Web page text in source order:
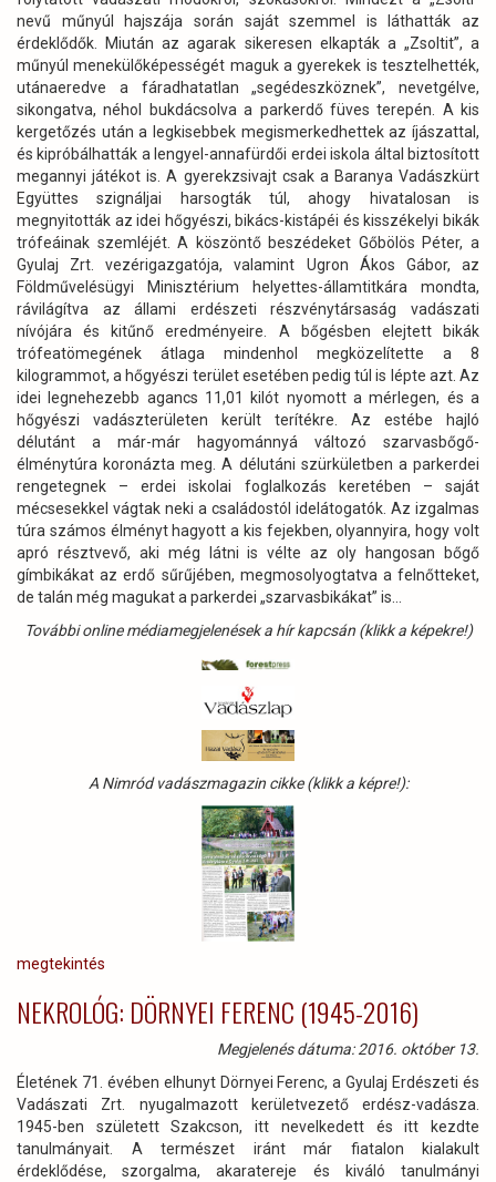
nevű műnyúl hajszája során saját szemmel is láthatták az
érdeklődők. Miután az agarak sikeresen elkapták a „Zsoltit”, a
műnyúl menekülőképességét maguk a gyerekek is tesztelhették,
utánaeredve a fáradhatatlan „segédeszköznek”, nevetgélve,
sikongatva, néhol bukdácsolva a parkerdő füves terepén. A kis
kergetőzés után a legkisebbek megismerkedhettek az íjászattal,
és kipróbálhatták a lengyel-annafürdői erdei iskola által biztosított
megannyi játékot is. A gyerekzsivajt csak a Baranya Vadászkürt
Együttes szignáljai harsogták túl, ahogy hivatalosan is
megnyitották az idei hőgyészi, bikács-kistápéi és kisszékelyi bikák
trófeáinak szemléjét. A köszöntő beszédeket Gőbölös Péter, a
Gyulaj Zrt. vezérigazgatója, valamint Ugron Ákos Gábor, az
Földművelésügyi Minisztérium helyettes-államtitkára mondta,
rávilágítva az állami erdészeti részvénytársaság vadászati
nívójára és kitűnő eredményeire. A bőgésben elejtett bikák
trófeatömegének átlaga mindenhol megközelítette a 8
kilogrammot, a hőgyészi terület esetében pedig túl is lépte azt. Az
idei legnehezebb agancs 11,01 kilót nyomott a mérlegen, és a
hőgyészi vadászterületen került terítékre. Az estébe hajló
délutánt a már-már hagyománnyá változó szarvasbőgő-
élménytúra koronázta meg. A délutáni szürkületben a parkerdei
rengetegnek – erdei iskolai foglalkozás keretében – saját
mécsesekkel vágtak neki a családostól idelátogatók. Az izgalmas
túra számos élményt hagyott a kis fejekben, olyannyira, hogy volt
apró résztvevő, aki még látni is vélte az oly hangosan bőgő
gímbikákat az erdő sűrűjében, megmosolyogtatva a felnőtteket,
de talán még magukat a parkerdei „szarvasbikákat” is…
További online médiamegjelenések a hír kapcsán (klikk a képekre!)
A Nimród vadászmagazin cikke (klikk a képre!):
megtekintés
NEKROLÓG: DÖRNYEI FERENC (1945-2016)
Megjelenés dátuma: 2016. október 13.
Életének 71. évében elhunyt Dörnyei Ferenc, a Gyulaj Erdészeti és
Vadászati Zrt. nyugalmazott kerületvezető erdész-vadásza.
1945-ben született Szakcson, itt nevelkedett és itt kezdte
tanulmányait. A természet iránt már fiatalon kialakult
érdeklődése, szorgalma, akaratereje és kiváló tanulmányi